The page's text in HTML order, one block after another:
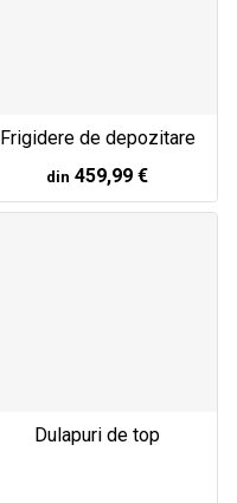
Frigidere de depozitare
din 459,99 €
Dulapuri de top